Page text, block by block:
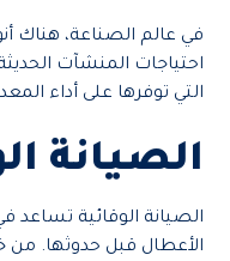
في عالم الصناعة، هناك
احتياجات المنشآت
التي توفرها على أداء
الصيانة
الصيانة الوقائية
الأعطال قبل حدوثها. من